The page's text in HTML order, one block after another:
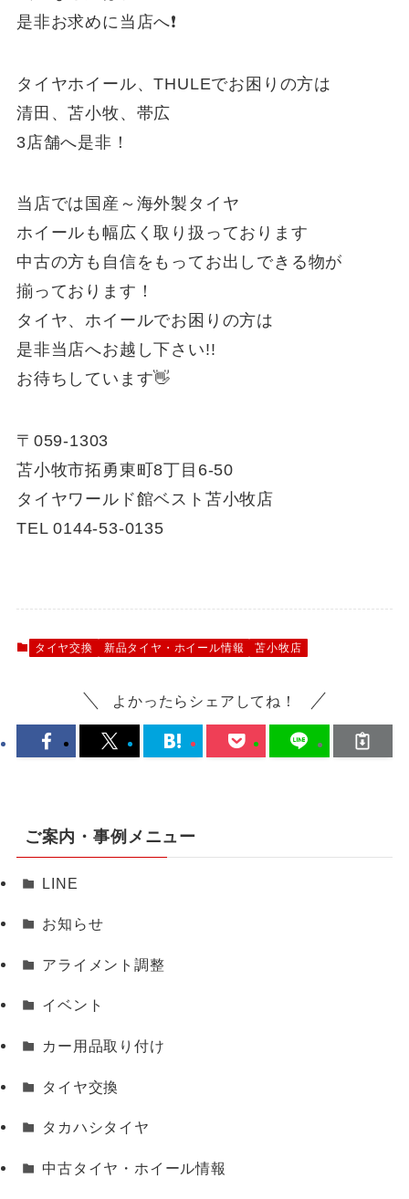
是非お求めに当店へ❗️
タイヤホイール、THULEでお困りの方は
清田、苫小牧、帯広
3店舗へ是非！
当店では国産～海外製タイヤ
ホイールも幅広く取り扱っております
中古の方も自信をもってお出しできる物が
揃っております！
タイヤ、ホイールでお困りの方は
是非当店へお越し下さい!!
お待ちしています👋
〒059-1303
苫小牧市拓勇東町8丁目6-50
タイヤワールド館ベスト苫小牧店
TEL 0144-53-0135
タイヤ交換 新品タイヤ・ホイール情報 苫小牧店
よかったらシェアしてね！
ご案内・事例メニュー
LINE
お知らせ
アライメント調整
イベント
カー用品取り付け
タイヤ交換
タカハシタイヤ
中古タイヤ・ホイール情報